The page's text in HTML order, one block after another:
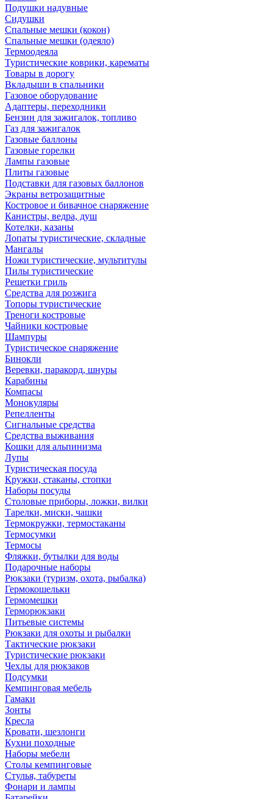
Подушки надувные
Сидушки
Спальные мешки (кокон)
Спальные мешки (одеяло)
Термоодеяла
Туристические коврики, карематы
Товары в дорогу
Вкладыши в спальники
Газовое оборудование
Адаптеры, переходники
Бензин для зажигалок, топливо
Газ для зажигалок
Газовые баллоны
Газовые горелки
Лампы газовые
Плиты газовые
Подставки для газовых баллонов
Экраны ветрозащитные
Костровое и бивачное снаряжение
Канистры, ведра, душ
Котелки, казаны
Лопаты туристические, складные
Мангалы
Ножи туристические, мультитулы
Пилы туристические
Решетки гриль
Средства для розжига
Топоры туристические
Треноги костровые
Чайники костровые
Шампуры
Туристическое снаряжение
Бинокли
Веревки, паракорд, шнуры
Карабины
Компасы
Монокуляры
Репелленты
Сигнальные средства
Средства выживания
Кошки для альпинизма
Лупы
Туристическая посуда
Кружки, стаканы, стопки
Наборы посуды
Столовые приборы, ложки, вилки
Тарелки, миски, чашки
Термокружки, термостаканы
Термосумки
Термосы
Фляжки, бутылки для воды
Подарочные наборы
Рюкзаки (туризм, охота, рыбалка)
Гермокошельки
Гермомешки
Герморюкзаки
Питьевые системы
Рюкзаки для охоты и рыбалки
Тактические рюкзаки
Туристические рюкзаки
Чехлы для рюкзаков
Подсумки
Кемпинговая мебель
Гамаки
Зонты
Кресла
Кровати, шезлонги
Кухни походные
Наборы мебели
Столы кемпинговые
Стулья, табуреты
Фонари и лампы